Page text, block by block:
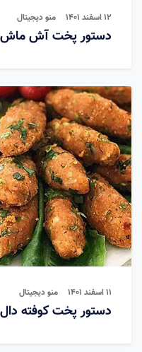
12 اسفند 1401 منو دیجیتال
دستور پخت آش ماش
11 اسفند 1401 منو دیجیتال
دستور پخت کوفته